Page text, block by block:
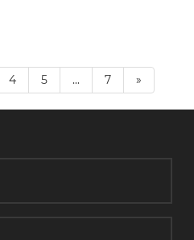
4 5 ... 7 »